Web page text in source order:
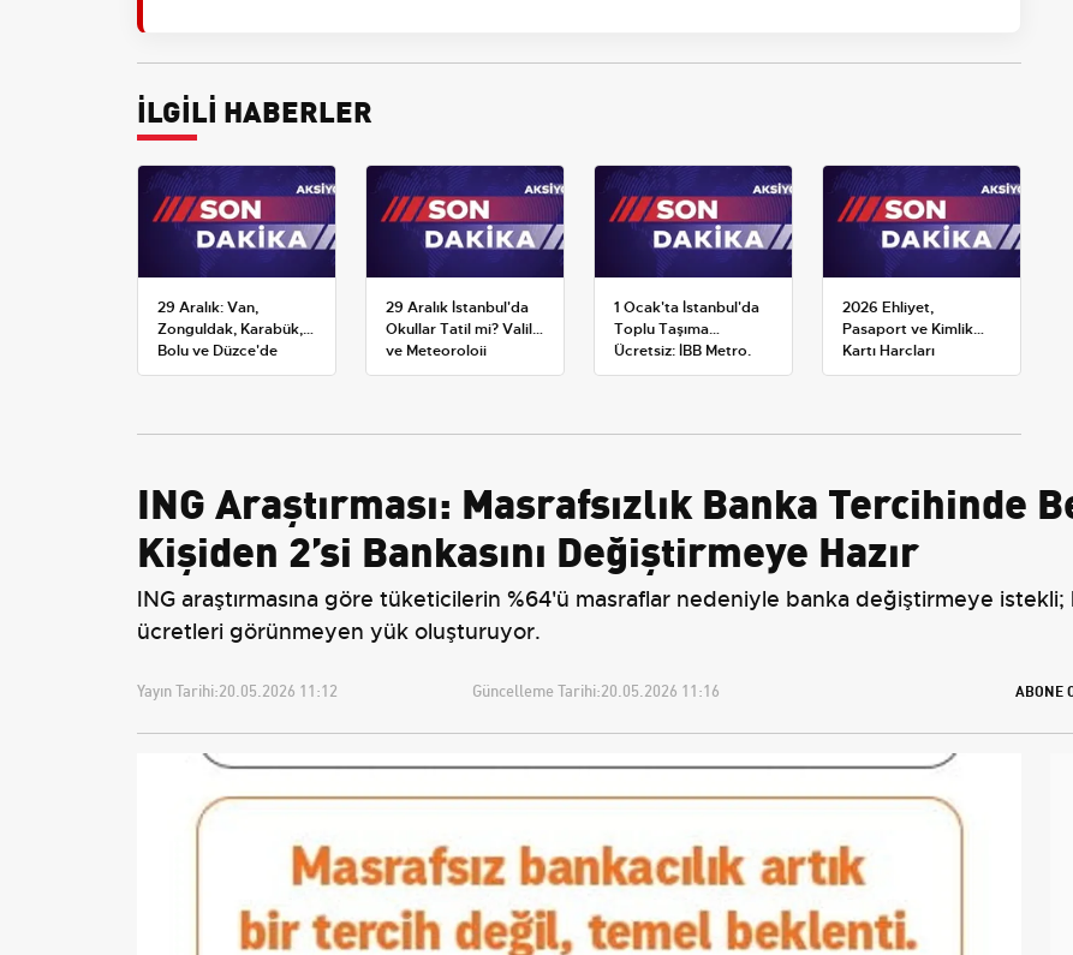
İLGİLİ HABERLER
29 Aralık: Van,
Zonguldak, Karabük,
Bolu ve Düzce'de
okullar tatil —
29 Aralık İstanbul'da
Okullar Tatil mi? Valilik
ve Meteoroloji
Açıklamaları
1 Ocak'ta İstanbul'da
Toplu Taşıma
Ücretsiz: İBB Metro,
Metrobüs ve Otobüs
2026 Ehliyet,
Pasaport ve Kimlik
Kartı Harçları
Resmileşti: Yeni
ING Araştırması: Masrafsızlık Banka
Kişiden 2’si Bankasını Değiştirmeye Hazır
ING araştırmasına göre tüketicilerin %64'ü masraflar nedeniyle banka değiştirmeye
ücretleri görünmeyen yük oluşturuyor.
Yayın Tarihi:20.05.2026 11:12 Güncelleme Tarihi:20.05.2026 11:16 ABONE